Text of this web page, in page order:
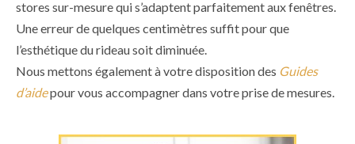
stores sur-mesure qui s’adaptent parfaitement aux fenêtres.
Une erreur de quelques centimètres suffit pour que
l’esthétique du rideau soit diminuée.
Nous mettons également à votre disposition des Guides
d’aidepour vous accompagner dans votre prise de mesures.